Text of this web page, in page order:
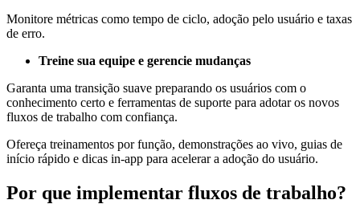
Monitore métricas como tempo de ciclo, adoção pelo usuário e taxas
de erro.
Treine sua equipe e gerencie mudanças
Garanta uma transição suave preparando os usuários com o
conhecimento certo e ferramentas de suporte para adotar os novos
fluxos de trabalho com confiança.
Ofereça treinamentos por função, demonstrações ao vivo, guias de
início rápido e dicas in-app para acelerar a adoção do usuário.
Por que implementar fluxos de trabalho?